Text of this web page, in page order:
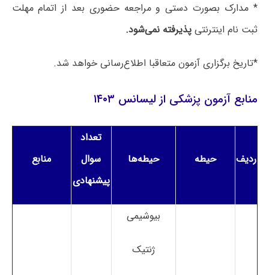
* مدارک بصورت دستی و مراجعه حضوری بعد از اتمام مهلت
ثبت نام اینترنتیپذیرفته نمی‌شود.
*تاریخ برگزاری آزمون متعاقبا اطلاع‌رسانی خواهد شد.
منابع آزمون پزشکی از لیسانس ۱۴۰۳
ردیف حیطه حیطه‌ها
تعداد
سوال
پیشنهادی
منابع
بیوشیمی
ژنتیک